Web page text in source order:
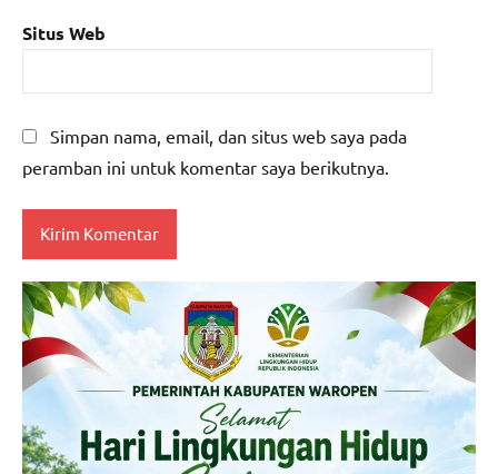
Situs Web
Simpan nama, email, dan situs web saya pada
peramban ini untuk komentar saya berikutnya.